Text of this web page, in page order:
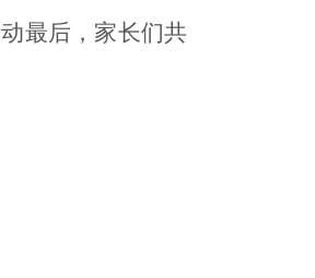
最后，家长们共